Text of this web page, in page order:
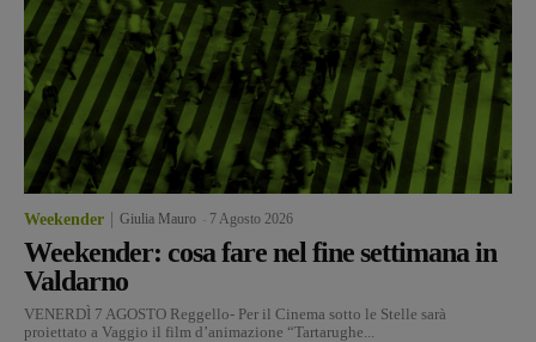
Weekender Giulia Mauro 7 Agosto 2026
Weekender: cosa fare nel fine settimana in
Valdarno
VENERDÌ 7 AGOSTO Reggello- Per il Cinema sotto le Stelle sarà
proiettato a Vaggio il film d’animazione “Tartarughe...